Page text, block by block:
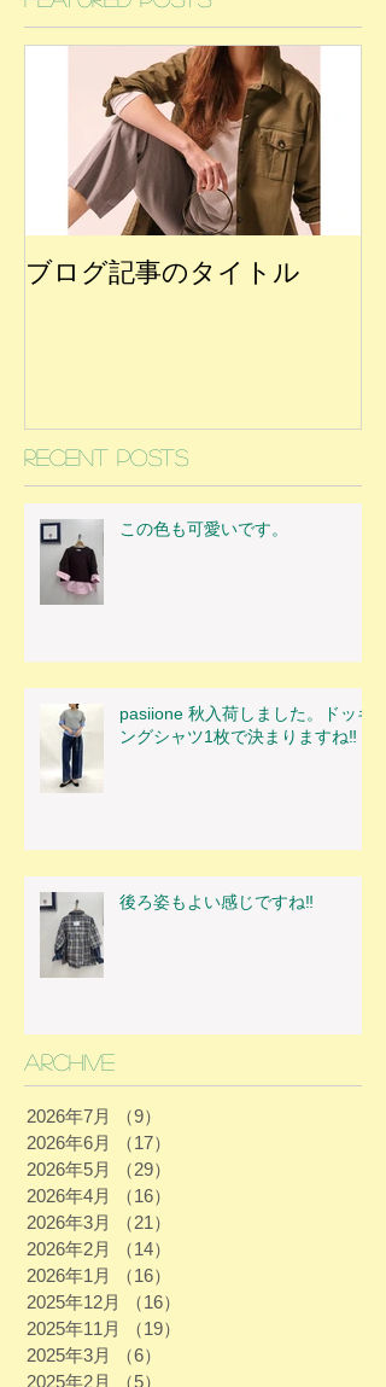
ブログ記事のタイトル
Recent Posts
この色も可愛いです。
pasiione 秋入荷しました。ドッキ
ングシャツ1枚で決まりますね‼
後ろ姿もよい感じですね‼
Archive
2026年7月 （9）
2026年6月
（17）
2026年5月
（29）
2026年4月
（16）
2026年3月
（21）
2026年2月
（14）
2026年1月
（16）
2025年12月
（16）
2025年11月
（19）
2025年3月
（6）
2025年2月
（5）